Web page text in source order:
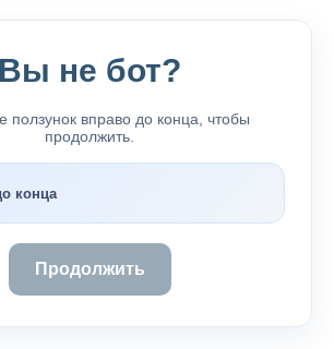
Вы не бот?
ползунок вправо до конца, чтобы
продолжить.
конца
Продолжить